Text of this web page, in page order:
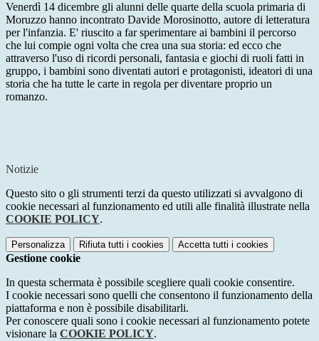
Venerdì 14 dicembre gli alunni delle quarte della scuola primaria di
Moruzzo hanno incontrato Davide Morosinotto, autore di letteratura
per l'infanzia. E' riuscito a far sperimentare ai bambini il percorso
che lui compie ogni volta che crea una sua storia: ed ecco che
attraverso l'uso di ricordi personali, fantasia e giochi di ruoli fatti in
gruppo, i bambini sono diventati autori e protagonisti, ideatori di una
storia che ha tutte le carte in regola per diventare proprio un
romanzo.
Notizie
Questo sito o gli strumenti terzi da questo utilizzati si avvalgono di
cookie necessari al funzionamento ed utili alle finalità illustrate nella
COOKIE POLICY.
Personalizza Rifiuta tutti i cookies Accetta tutti i cookies
Gestione cookie
In questa schermata è possibile scegliere quali cookie consentire.
I cookie necessari sono quelli che consentono il funzionamento della
piattaforma e non è possibile disabilitarli.
Per conoscere quali sono i cookie necessari al funzionamento potete
visionare la COOKIE POLICY.